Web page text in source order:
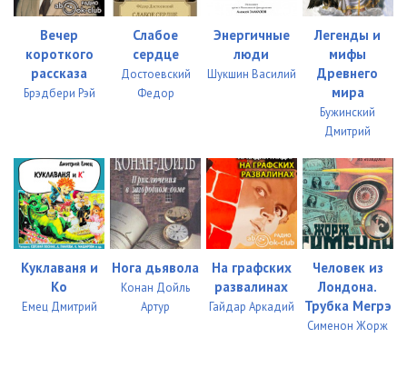
Вечер
короткого
рассказа
Брэдбери Рэй
Слабое
сердце
Достоевский
Федор
Энергичные
люди
Шукшин Василий
Легенды и
мифы
Древнего
мира
Бужинский
Дмитрий
Куклаваня и
Ко
Емец Дмитрий
Нога дьявола
Конан Дойль
Артур
На графских
развалинах
Гайдар Аркадий
Человек из
Лондона.
Трубка Мегрэ
Сименон Жорж